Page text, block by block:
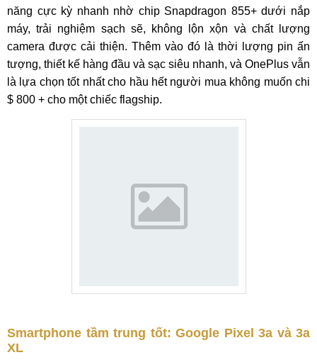
năng cực kỳ nhanh nhờ chip Snapdragon 855+ dưới nắp
máy, trải nghiệm sạch sẽ, không lộn xộn và chất lượng
camera được cải thiện. Thêm vào đó là thời lượng pin ấn
tượng, thiết kế hàng đầu và sạc siêu nhanh, và OnePlus vẫn
là lựa chọn tốt nhất cho hầu hết người mua không muốn chi
$ 800 + cho một chiếc flagship.
Smartphone tầm trung tốt: Google Pixel 3a và 3a
XL